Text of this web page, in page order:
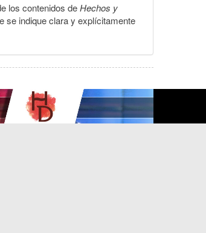
los contenidos deHechos y
se indique clara y explícitamente